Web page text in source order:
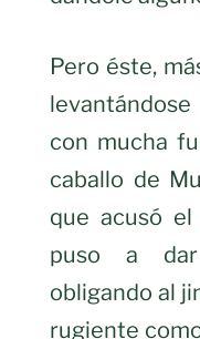
Pero éste,
con mucha
caballo de
que acusó
puso a
obligando al
rugiente